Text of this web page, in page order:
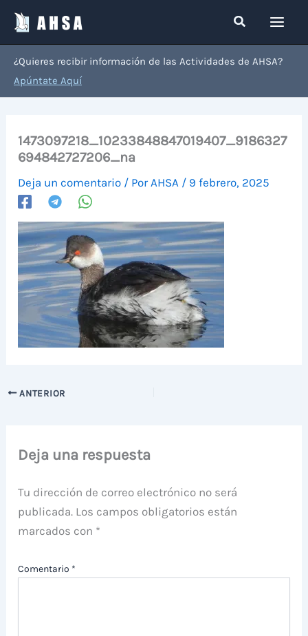
contenido
Buscar
¿Quieres recibir información de las Actividades de AHSA?
Apúntate Aquí
1473097218_10233848847019407_9186327
694842727206_na
Deja un comentario / Por AHSA / 9 febrero, 2025
ANTERIOR
Deja una respuesta
Tu dirección de correo electrónico no será
publicada. Los campos obligatorios están
marcados con *
Comentario *